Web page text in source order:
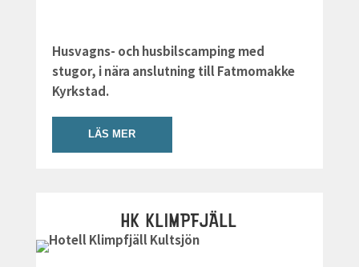
Husvagns- och husbilscamping med
stugor, i nära anslutning till Fatmomakke
Kyrkstad.
LÄS MER
HK KLIMPFJÄLL